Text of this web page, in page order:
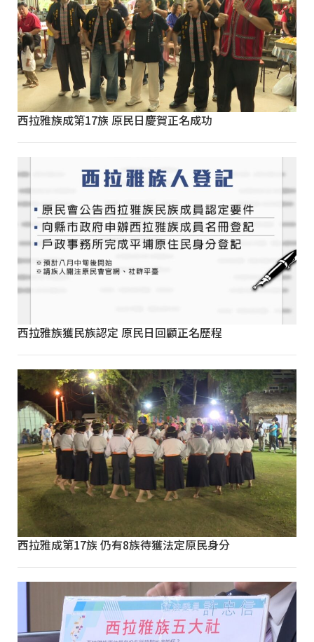
西拉雅族成第17族 原民日慶賀正名成功
西拉雅族獲民族認定 原民日回顧正名歷程
西拉雅成第17族 仍有8族待獲法定原民身分